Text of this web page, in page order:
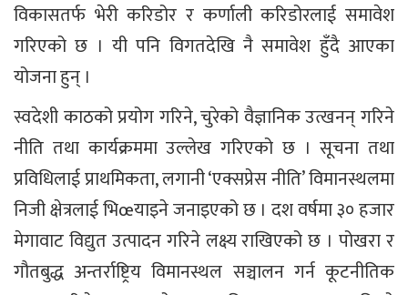
विकासतर्फ भेरी करिडोर र कर्णाली करिडोरलाई समावेश
गरिएको छ । यी पनि विगतदेखि नै समावेश हुँदै आएका
योजना हुन् ।
स्वदेशी काठको प्रयोग गरिने, चुरेको वैज्ञानिक उत्खनन् गरिने
नीति तथा कार्यक्रममा उल्लेख गरिएको छ । सूचना तथा
प्रविधिलाई प्राथमिकता, लगानी ‘एक्सप्रेस नीति’ विमानस्थलमा
निजी क्षेत्रलाई भिœयाइने जनाइएको छ । दश वर्षमा ३० हजार
मेगावाट विद्युत उत्पादन गरिने लक्ष्य राखिएको छ । पोखरा र
गौतबुद्ध अन्तर्राष्ट्रिय विमानस्थल सञ्चालन गर्न कूटनीतिक